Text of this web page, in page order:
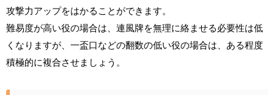
攻撃力アップをはかることができます。
難易度が高い役の場合は、連風牌を無理に絡ませる必要性は低
くなりますが、一盃口などの翻数の低い役の場合は、ある程度
積極的に複合させましょう。